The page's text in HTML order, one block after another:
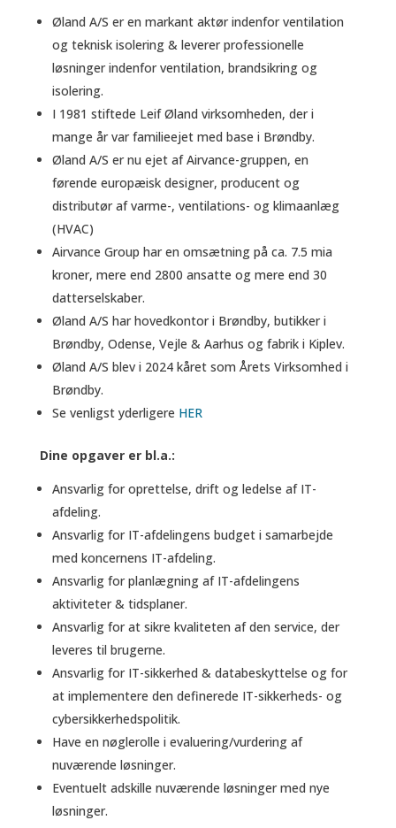
Øland A/S er en markant aktør indenfor ventilation
og teknisk isolering & leverer professionelle
løsninger indenfor ventilation, brandsikring og
isolering.
I 1981 stiftede Leif Øland virksomheden, der i
mange år var familieejet med base i Brøndby.
Øland A/S er nu ejet af Airvance-gruppen, en
førende europæisk designer, producent og
distributør af varme-, ventilations- og klimaanlæg
(HVAC)
Airvance Group har en omsætning på ca. 7.5 mia
kroner, mere end 2800 ansatte og mere end 30
datterselskaber.
Øland A/S har hovedkontor i Brøndby, butikker i
Brøndby, Odense, Vejle & Aarhus og fabrik i Kiplev.
Øland A/S blev i 2024 kåret som Årets Virksomhed i
Brøndby.
Se venligst yderligere HER
Dine opgaver er bl.a.:
Ansvarlig for oprettelse, drift og ledelse af IT-
afdeling.
Ansvarlig for IT-afdelingens budget i samarbejde
med koncernens IT-afdeling.
Ansvarlig for planlægning af IT-afdelingens
aktiviteter & tidsplaner.
Ansvarlig for at sikre kvaliteten af den service, der
leveres til brugerne.
Ansvarlig for IT-sikkerhed & databeskyttelse og for
at implementere den definerede IT-sikkerheds- og
cybersikkerhedspolitik.
Have en nøglerolle i evaluering/vurdering af
nuværende løsninger.
Eventuelt adskille nuværende løsninger med nye
løsninger.